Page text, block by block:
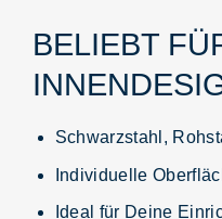
BELIEBT
Schwarzstahl ,
Individuelle
Ideal für Deine